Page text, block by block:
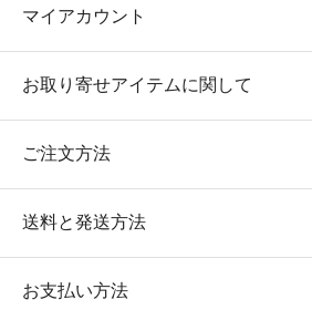
マイアカウント
お取り寄せアイテムに関して
ご注文方法
送料と発送方法
お支払い方法